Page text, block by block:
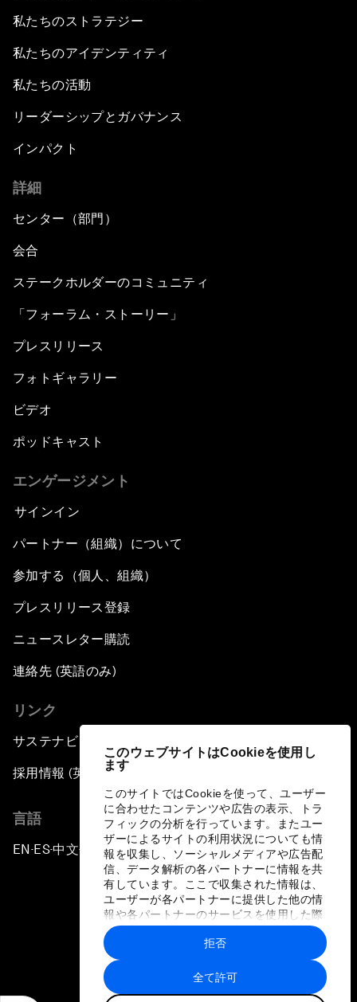
このウェブサイトはCookieを使用し
ます
このサイトではCookieを使って、ユーザー
に合わせたコンテンツや広告の表示、トラ
フィックの分析を行っています。またユー
ザーによるサイトの利用状況についても情
報を収集し、ソーシャルメディアや広告配
信、データ解析の各パートナーに情報を共
有しています。ここで収集された情報は、
ユーザーが各パートナーに提供した他の情
報や各パートナーのサービスを使用した際
に収集された情報と組み合わされ、各パー
トナーによって使用されることがありま
す。
全て許可
拒否
私たちのストラテジー
私たちのアイデンティティ
私たちの活動
リーダーシップとガバナンス
インパクト
詳細
センター（部門）
会合
ステークホルダーのコミュニティ
「フォーラム・ストーリー」
プレスリリース
フォトギャラリー
ビデオ
ポッドキャスト
エンゲージメント
サインイン
パートナー（組織）について
参加する（個人、組織）
プレスリリース登録
ニュースレター購読
連絡先 (英語のみ)
リンク
サステナビリティへの取り組み
採用情報 (英語のみ)
言語
EN ▪ ES▪中文▪ 日本語
プライバシーポリシーと利用規約
サイトマップ